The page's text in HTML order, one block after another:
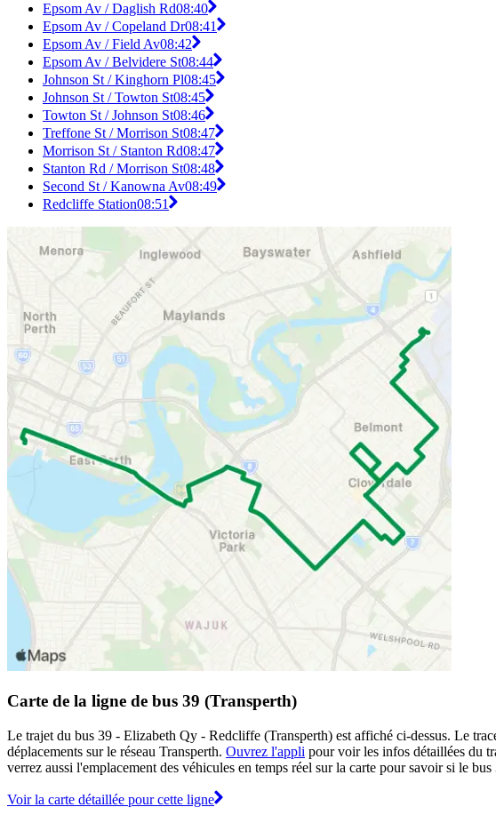
Epsom Av / Daglish Rd08:40
Epsom Av / Copeland Dr08:41
Epsom Av / Field Av08:42
Epsom Av / Belvidere St08:44
Johnson St / Kinghorn Pl08:45
Johnson St / Towton St08:45
Towton St / Johnson St08:46
Treffone St / Morrison St08:47
Morrison St / Stanton Rd08:47
Stanton Rd / Morrison St08:48
Second St / Kanowna Av08:49
Redcliffe Station08:51
Carte de la ligne de bus 39 (Transperth)
Le trajet du bus 39 - Elizabeth Qy - Redcliffe (Transperth) est affiché ci-dessus. Le
déplacements sur le réseau Transperth. Ouvrez l'appli pour voir les infos détaillées du
verrez aussi l'emplacement des véhicules en temps réel sur la carte pour savoir si le
Voir la carte détaillée pour cette ligne